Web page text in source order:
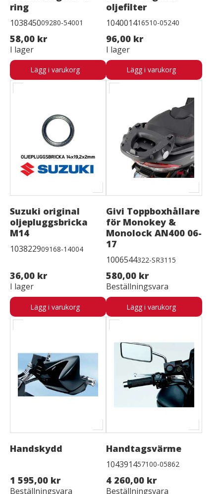
ring
103845009280-54001
58,00 kr
I lager
Lägg i varukorg
oljefilter
104001416510-05240
96,00 kr
I lager
Lägg i varukorg
Suzuki original
oljepluggsbricka
M14
103822909168-14004
36,00 kr
I lager
Lägg i varukorg
Givi Toppboxhållare
för Monokey &
Monolock AN400 06-
17
1006544322-SR3115
580,00 kr
Beställningsvara
Lägg i varukorg
Handskydd
1 595,00 kr
Beställningsvara
Handtagsvärme
104391457100-05862
4 260,00 kr
Beställningsvara